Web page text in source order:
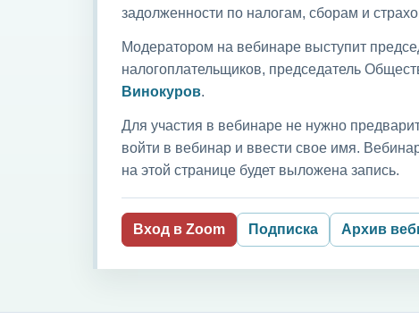
задолженности по налогам, сборам и
Модератором на вебинаре выступит
налогоплательщиков, председатель
Винокуров.
Для участия в вебинаре не нужно
войти в вебинар и ввести свое имя.
на этой странице будет выложена запись.
Вход в Zoom Подписка Архив